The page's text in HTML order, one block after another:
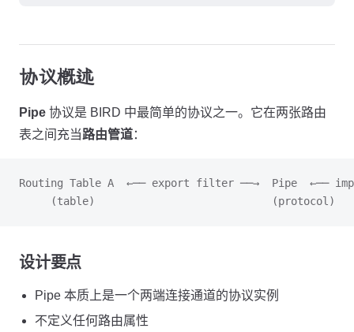
协议概述
Pipe 协议是 BIRD 中最简单的协议之一。它在两张路由
表之间充当路由管道：
Routing Table A  ←── export filter ──→  Pipe  ←──
(table)                            (protocol)
设计要点
Pipe 本质上是一个两端连接通道的协议实例
不定义任何路由属性